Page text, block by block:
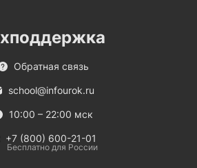
Обратная связь
school@infourok.ru
10:00 – 22:00 мск
+7 (800) 600-21-01
Бесплатно для России